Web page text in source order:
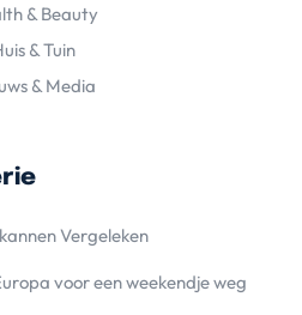
& Beauty
& Tuin
& Media
Vergeleken
voor een weekendje weg